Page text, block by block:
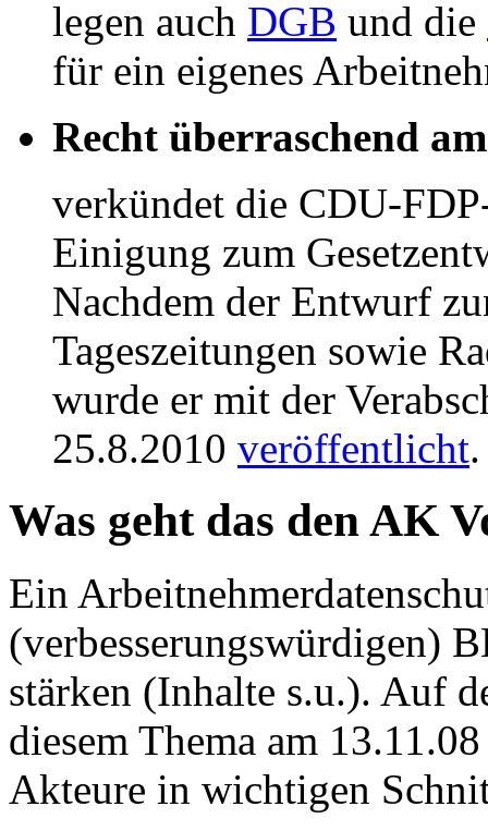
legen auch DGB und die
für ein eigenes
Recht überraschend
verkündet die CDU-
Einigung zum
Nachdem der Entwurf
Tageszeitungen sowie
wurde er mit der
25.8.2010 veröffentlicht.
Was geht das den AK
Ein
(verbesserungswürdigen)
stärken (Inhalte s.u.). Auf
diesem Thema am
Akteure in wichtigen